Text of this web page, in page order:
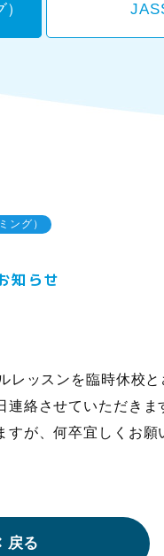
ング）
知らせ
レッスンを臨時休校と
絡させていただきま
が、何卒宜しくお願
戻る